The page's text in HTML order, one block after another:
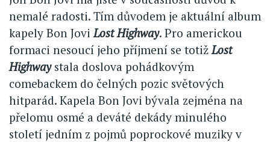
nemalé radosti. Tím důvodem je aktuální album
kapely Bon Jovi Lost Highway. Pro americkou
formaci nesoucí jeho příjmení se totiž Lost
Highwaystala doslova pohádkovým
comebackem do čelných pozic světových
hitparád. Kapela Bon Jovi bývala zejména na
přelomu osmé a deváté dekády minulého
století jedním z pojmů poprockové muziky v